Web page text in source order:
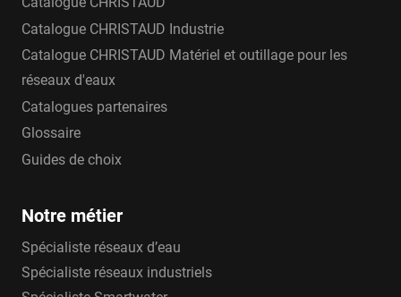
Catalogue CHRISTAUD Industrie
Catalogue CHRISTAUD Matériel et outillage pour les
réseaux d'eaux
Catalogues partenaires
Glossaire
Guides de choix
Notre métier
Spécialiste réseaux d’eau
Spécialiste réseaux industriels